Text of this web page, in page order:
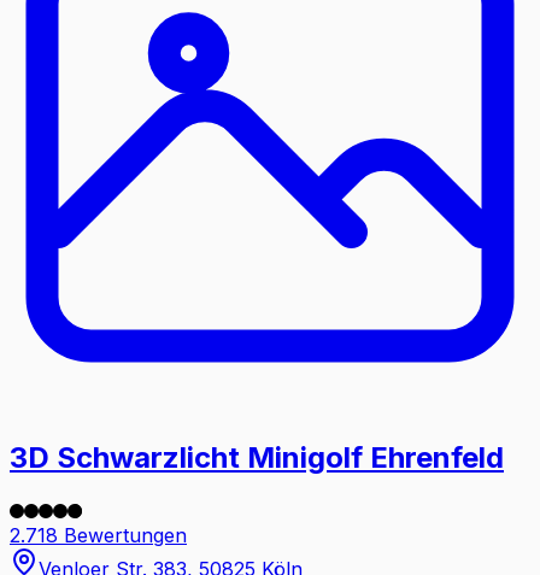
3D Schwarzlicht Minigolf Ehrenfeld
2.718 Bewertungen
Venloer Str. 383, 50825 Köln